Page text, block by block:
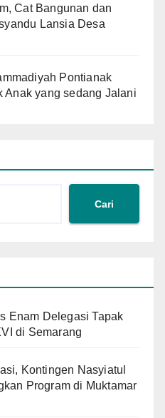
Cat Bangunan dan
Lansia Desa
Pontianak
Anak yang sedang Jalani
Cari
Enam Delegasi Tapak
di Semarang
Kontingen Nasyiatul
Program di Muktamar